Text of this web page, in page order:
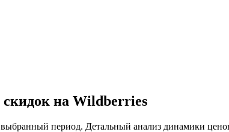
на Wildberries
период. Детальный анализ динамики